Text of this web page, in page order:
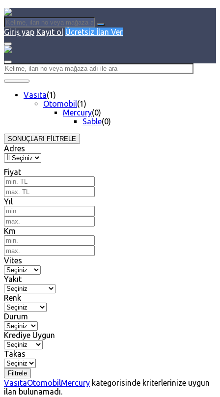
Giriş yap Kayıt ol Ücretsiz İlan Ver
Vasıta(1)
Otomobil(1)
Mercury(0)
Sable(0)
SONUÇLARI FİLTRELE
Adres
Fiyat
Yıl
Km
Vites
Yakıt
Renk
Durum
Krediye Uygun
Takas
Filtrele
VasıtaOtomobilMercury kategorisinde kriterlerinize uygun
ilan bulunamadı.